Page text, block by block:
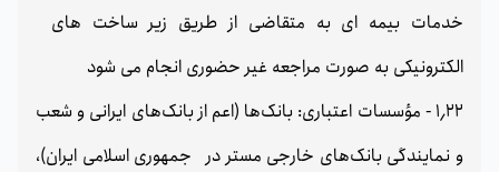
خدمات بیمه ای به متقاضی از طریق زیر ساخت های
الکترونیکی به صورت مراجعه غیر حضوری انجام می شود
1٫22 - مؤسسات اعتباری: بانک‌ها (اعم از بانک‌های ایرانی و شعب
و نمایندگی بانک‌های خارجی مستر در جمهوری اسلامی ایران)،